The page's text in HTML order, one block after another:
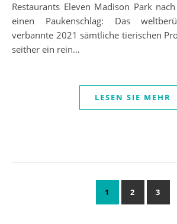
Restaurants Eleven Madison Park
einen Paukenschlag: Das
verbannte 2021 sämtliche tierischen
seither ein rein…
LESEN SIE MEHR
1 2 3